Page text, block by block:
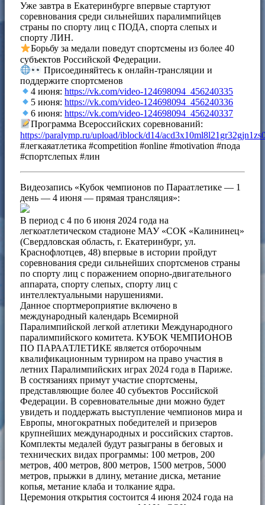
Уже завтра в Екатеринбурге впервые стартуют
соревнования среди сильнейших паралимпийцев
страны по спорту лиц с ПОДА, спорта слепых и
спорту ЛИН.
Борьбу за медали поведут спортсмены из более 40
субъектов Российской Федерации.
Присоединяйтесь к онлайн-трансляции и
поддержите спортсменов
4 июня:https://vk.com/video-124698094_456240335
5 июня:https://vk.com/video-124698094_456240336
6 июня:https://vk.com/video-124698094_456240337
Программа Всероссийских соревнований:
https://paralymp.ru/upload/iblock/d14/
#легкаяатлетика #competition #online #motivation #пода
#спортслепых #лин
Видеозапись «Кубок чемпионов по Параатлетике — 1
день — 4 июня — прямая трансляция»:
В период с 4 по 6 июня 2024 года на
легкоатлетическом стадионе МАУ «СОК «Калининец»
(Свердловская область, г. Екатеринбург, ул.
Краснофлотцев, 48) впервые в истории пройдут
соревнования среди сильнейших спортсменов страны
по спорту лиц с поражением опорно-двигательного
аппарата, спорту слепых, спорту лиц с
интеллектуальными нарушениями.
Данное спортмероприятие включено в
международный календарь Всемирной
Паралимпийской легкой атлетики Международного
паралимпийского комитета. КУБОК ЧЕМПИОНОВ
ПО ПАРААТЛЕТИКЕ является отборочным
квалификационным турниром на право участия в
летних Паралимпийских играх 2024 года в Париже.
В состязаниях примут участие спортсмены,
представляющие более 40 субъектов Российской
Федерации. В соревновательные дни можно будет
увидеть и поддержать выступление чемпионов мира и
Европы, многократных победителей и призеров
крупнейших международных и российских стартов.
Комплекты медалей будут разыграны в беговых и
технических видах программы: 100 метров, 200
метров, 400 метров, 800 метров, 1500 метров, 5000
метров, прыжки в длину, метание диска, метание
копья, метание клаба и толкание ядра.
Церемония открытия состоится 4 июня 2024 года на